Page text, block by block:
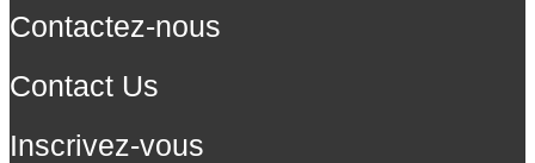
Contactez-nous
Contact Us
Inscrivez-vous